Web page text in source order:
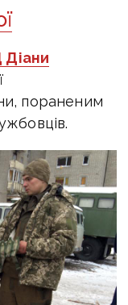
пораненим